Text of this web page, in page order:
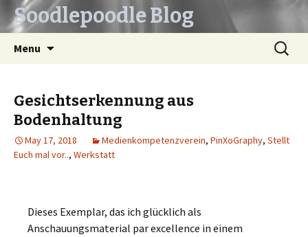
Soodlepoodle Blog
Menu
Search
for:
Gesichtserkennung aus
Bodenhaltung
May 17, 2018 Medienkompetenzverein, PinXoGraphy, Stellt
Euch mal vor.., Werkstatt
Dieses Exemplar, das ich glücklich als
Anschauungsmaterial par excellence in einem